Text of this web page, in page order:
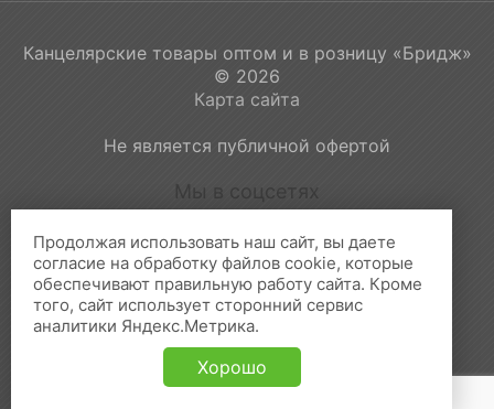
Канцелярские товары оптом и в розницу «Бридж»
© 2026
Карта сайта
Не является публичной офертой
Мы в соцсетях
Принимаем к оплате:
Продолжая использовать наш сайт, вы даете
согласие на обработку файлов cookie, которые
обеспечивают правильную работу сайта. Кроме
того, сайт использует сторонний сервис
аналитики Яндекс.Метрика.
Хорошо